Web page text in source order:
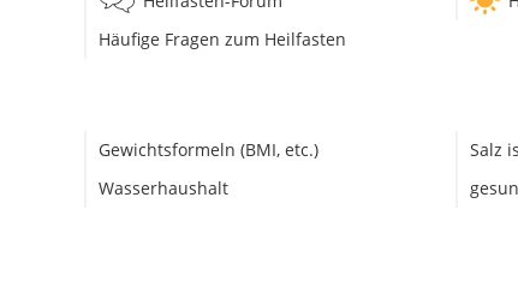
Häufige Fragen zum Heilfasten
Gewichtsformeln (BMI, etc.)
Wasserhaushalt
Salz